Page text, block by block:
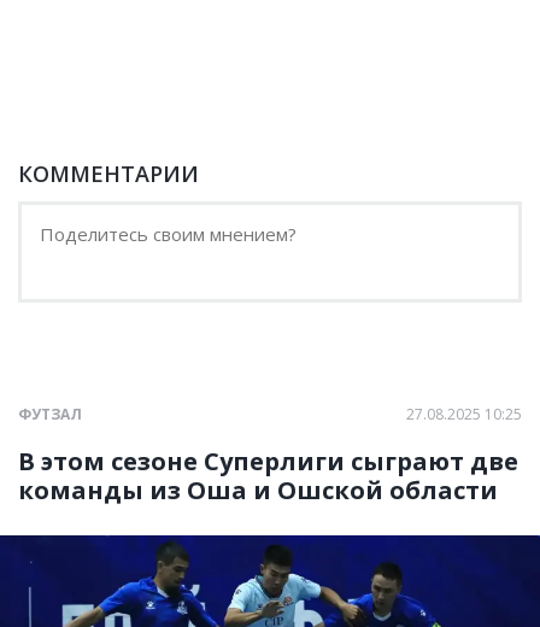
КОММЕНТАРИИ
ФУТЗАЛ 27.08.2025 10:25
В этом сезоне Суперлиги сыграют две
команды из Оша и Ошской области